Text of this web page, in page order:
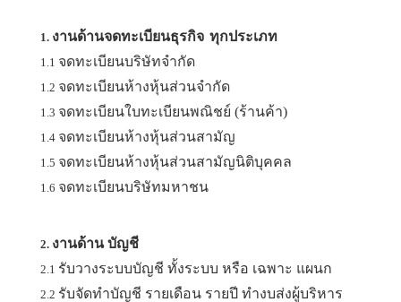
1. งานด้านจดทะเบียนธุรกิจ ทุกประเภท
1.1 จดทะเบียนบริษัทจำกัด
1.2 จดทะเบียนห้างหุ้นส่วนจำกัด
1.3 จดทะเบียนใบทะเบียนพณิชย์ (ร้านค้า)
1.4 จดทะเบียนห้างหุ้นส่วนสามัญ
1.5 จดทะเบียนห้างหุ้นส่วนสามัญนิติบุคคล
1.6 จดทะเบียนบริษัทมหาชน
2. งานด้าน บัญชี
2.1 รับวางระบบบัญชี ทั้งระบบ หรือ เฉพาะ แผนก
2.2 รับจัดทำบัญชี รายเดือน รายปี ทำงบส่งผู้บริหาร